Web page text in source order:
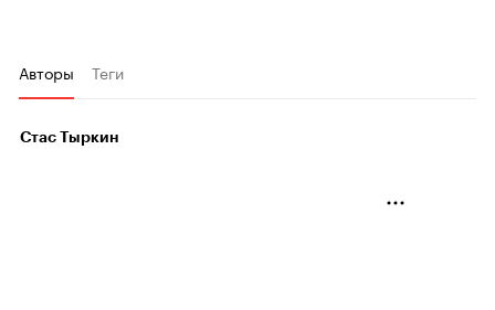
Авторы Теги
Стас Тыркин